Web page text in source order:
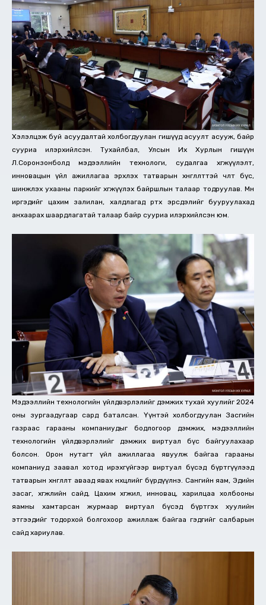
Хэлэлцэж буй асуудалтай холбогдуулан гишүүд асуулт асууж, байр
сууриа илэрхийлсэн. Тухайлбал, Улсын Их Хурлын гишүүн
Л.Соронзонболд мэдээллийн технологи, судалгаа хөгжүүлэлт,
инновацын үйл ажиллагаа эрхлэх татварын хөнгөлөлттэй чөлөөт бүс,
шинжлэх ухааны паркийг хөгжүүлэх байршлын талаар тодруулав. Мөн
иргэдийг цахим залилан, халдлагад өртөх эрсдэлийг бууруулахад
анхаарах шаардлагатай талаар байр сууриа илэрхийлсэн юм.
Мэдээллийн технологийн үйлдвэрлэлийг дэмжих тухай хуулийг 2024
оны зургаадугаар сард баталсан. Үүнтэй холбогдуулан Засгийн
газраас гарааны компаниудыг бодлогоор дэмжих, мэдээллийн
технологийн үйлдвэрлэлийг дэмжих виртуал бүс байгуулахаар
болсон. Орон нутагт үйл ажиллагаа явуулж байгаа гарааны
компаниуд заавал хотод ирэхгүйгээр виртуал бүсэд бүртгүүлээд
татварын хөнгөлөлтөө аваад явах нөхцөлийг бүрдүүлнэ. Сангийн яам, Эдийн
засаг, хөгжлийн сайд, Цахим хөгжил, инновац, харилцаа холбооны
яамны хамтарсан журмаар виртуал бүсэд бүртгэх хуулийн
этгээдийг тодорхой болгохоор ажиллаж байгаа гэдгийг салбарын
сайд хариулав.